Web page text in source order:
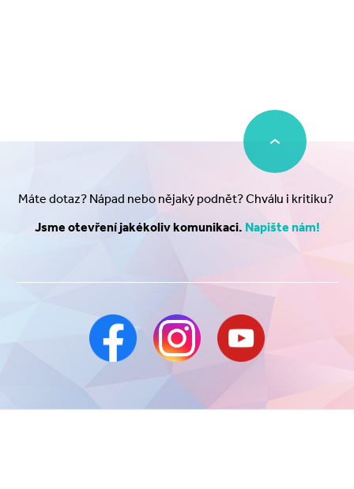
Máte dotaz? Nápad nebo nějaký podnět? Chválu i kritiku?
Jsme otevření jakékoliv komunikaci. Napište nám!